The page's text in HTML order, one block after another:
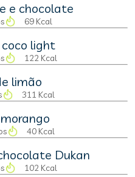
e chocolate
69 Kcal
light
122 Kcal
limão
311 Kcal
40 Kcal
Dukan
102 Kcal